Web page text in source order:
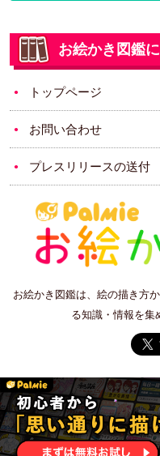
お絵かき図鑑
トップページ
お問い合わせ
プレスリリースの送付
お絵かき図鑑は、絵の描き方
る知識・情報を集